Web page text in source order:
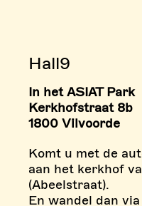
>
Hall9
In het ASIAT Park
Kerkhofstraat 8b
1800 Vilvoorde
Komt u met de
aan het kerkhof
(Abeelstraat).
En wandel dan